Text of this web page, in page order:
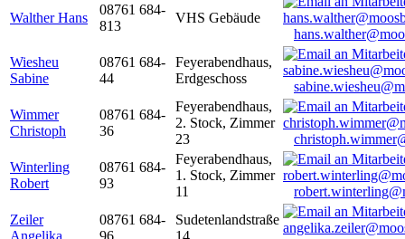
Walther Hans
08761 684-
813
VHS Gebäude
Wiesheu
Sabine
08761 684-
44
Feyerabendhaus,
Erdgeschoss
Wimmer
Christoph
08761 684-
36
Feyerabendhaus,
2. Stock, Zimmer
23
Winterling
Robert
08761 684-
93
Feyerabendhaus,
1. Stock, Zimmer
11
Zeiler
Angelika
08761 684-
96
Sudetenlandstraße
14